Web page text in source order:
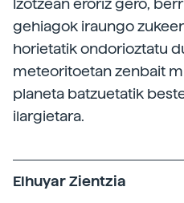
Izotzean eroriz gero,
gehiagok iraungo
horietatik ondorioztatu
meteoritoetan zenbait
planeta batzuetatik
ilargietara.
Elhuyar Zientzia